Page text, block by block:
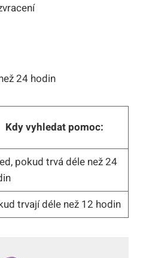
24 hodin
Kdy vyhledat pomoc:
pokud trvá déle než 24
trvají déle než 12 hodin